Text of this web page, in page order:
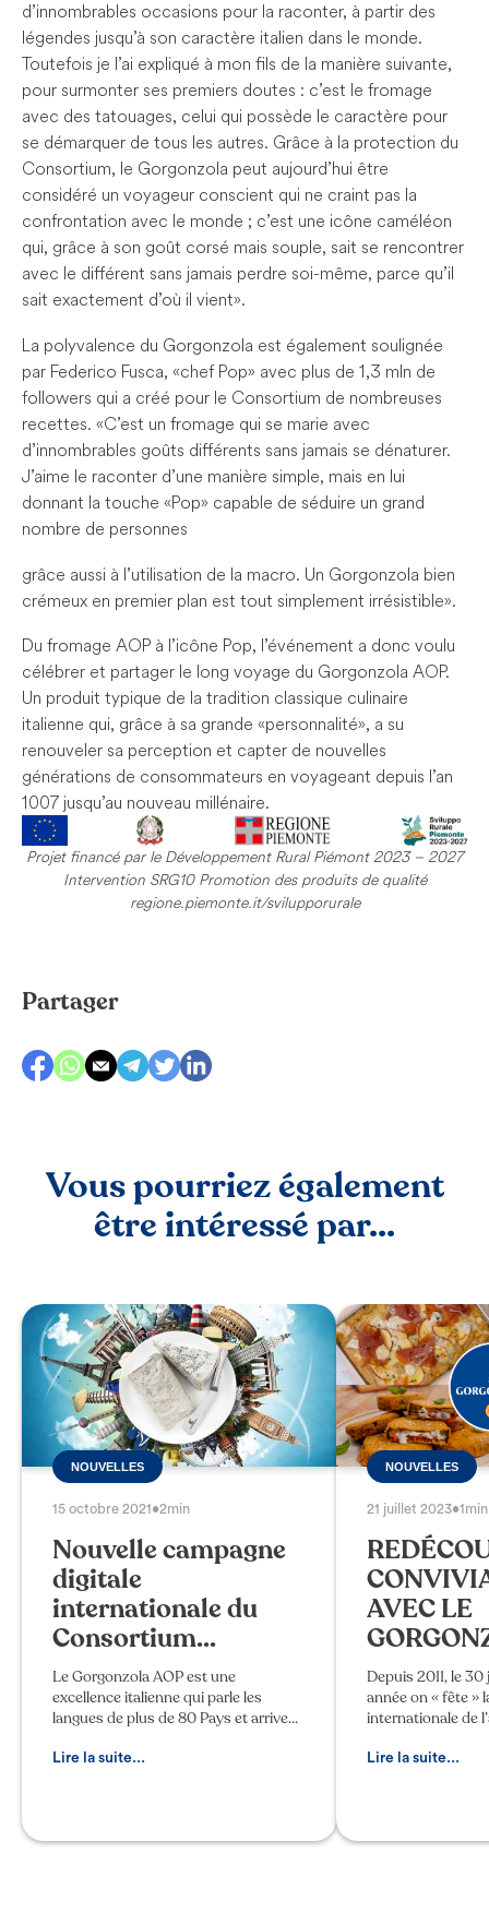
d’innombrables occasions pour la raconter, à partir des
légendes jusqu’à son caractère italien dans le monde.
Toutefois je l’ai expliqué à mon fils de la manière suivante,
pour surmonter ses premiers doutes : c’est le fromage
avec des tatouages, celui qui possède le caractère pour
se démarquer de tous les autres. Grâce à la protection du
Consortium, le Gorgonzola peut aujourd’hui être
considéré un voyageur conscient qui ne craint pas la
confrontation avec le monde ; c’est une icône caméléon
qui, grâce à son goût corsé mais souple, sait se rencontrer
avec le différent sans jamais perdre soi-même, parce qu’il
sait exactement d’où il vient ».
La polyvalence du Gorgonzola est également soulignée
par Federico Fusca, « chef Pop » avec plus de 1,3 mln de
followers qui a créé pour le Consortium de nombreuses
recettes. « C’est un fromage qui se marie avec
d’innombrables goûts différents sans jamais se dénaturer.
J’aime le raconter d’une manière simple, mais en lui
donnant la touche « Pop » capable de séduire un grand
nombre de personnes
grâce aussi à l’utilisation de la macro. Un Gorgonzola bien
crémeux en premier plan est tout simplement irrésistible ».
Du fromage AOP à l’icône Pop, l’événement a donc voulu
célébrer et partager le long voyage du Gorgonzola AOP.
Un produit typique de la tradition classique culinaire
italienne qui, grâce à sa grande « personnalité », a su
renouveler sa perception et capter de nouvelles
générations de consommateurs en voyageant depuis l’an
1007 jusqu’au nouveau millénaire.
Projet financé par le Développement Rural Piémont 2023 – 2027
Intervention SRG10 Promotion des produits de qualité
regione.piemonte.it/svilupporurale
Partager
Vous pourriez également
être intéressé par...
NOUVELLES
15 octobre 2021 •2min
Nouvelle campagne
digitale
internationale du
Consortium...
Le Gorgonzola AOP est une
excellence italienne qui parle les
langues de plus de 80 Pays et arrive
américaines, australiennes et même
Lire la suite...
NOUVELLES
21 juillet 2023•1min
AVEC LE
Depuis 2011, le
année on « fête »
internationale de
célébrer l’amitié
Lire la suite...